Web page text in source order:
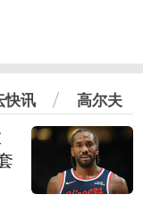
快讯 高尔夫